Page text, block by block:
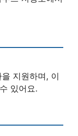
지원하며, 이
있어요.